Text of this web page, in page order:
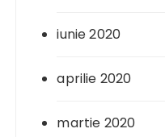
iunie 2020
aprilie 2020
martie 2020